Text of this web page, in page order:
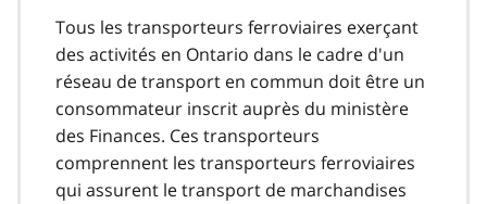
Tous les transporteurs ferroviaires exerçant
des activités en Ontario dans le cadre d'un
réseau de transport en commun doit être un
consommateur inscrit auprès du ministère
des Finances. Ces transporteurs
comprennent les transporteurs ferroviaires
qui assurent le transport de marchandises